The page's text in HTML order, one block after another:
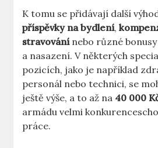
K tomu se přidávají další
příspěvky na bydlení,
stravovánínebo různé
a nasazení. V některých
pozicích, jako je například
personál nebo technici, se
ještě výše, a to až na 40 000
armádu velmi
práce.